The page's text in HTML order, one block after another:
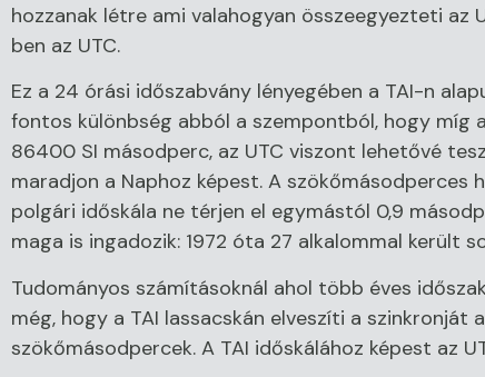
hozzanak létre ami valahogyan összeegyezteti
ben az UTC.
Ez a 24 órási időszabvány lényegében a TAI-n
fontos különbség abból a szempontból, hogy míg
86400 SI másodperc, az UTC viszont lehetővé
maradjon a Naphoz képest. A
polgári időskála ne térjen el egymástól 0,9
maga is ingadozik: 1972 óta 27 alkalommal került
Tudományos számításoknál ahol több éves
még, hogy a TAI lassacskán elveszíti a
szökőmásodpercek. A TAI időskálához képest az